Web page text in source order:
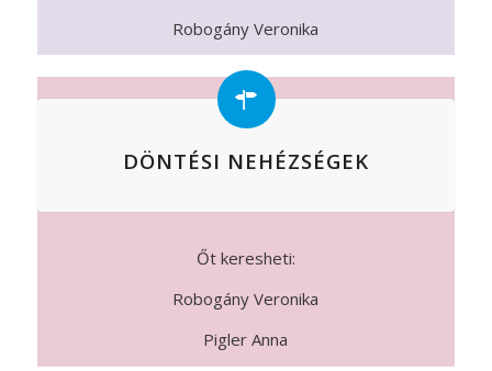
Robogány Veronika
DÖNTÉSI NEHÉZSÉGEK
Őt keresheti:
Robogány Veronika
Pigler Anna